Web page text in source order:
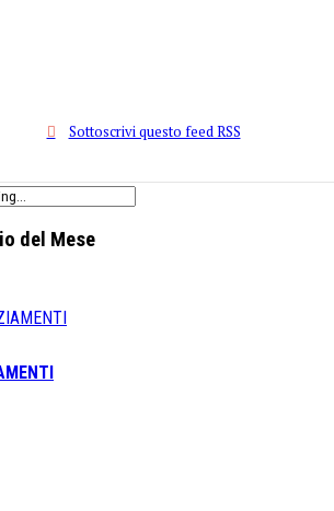
Sottoscrivi questo feed RSS
del Mese